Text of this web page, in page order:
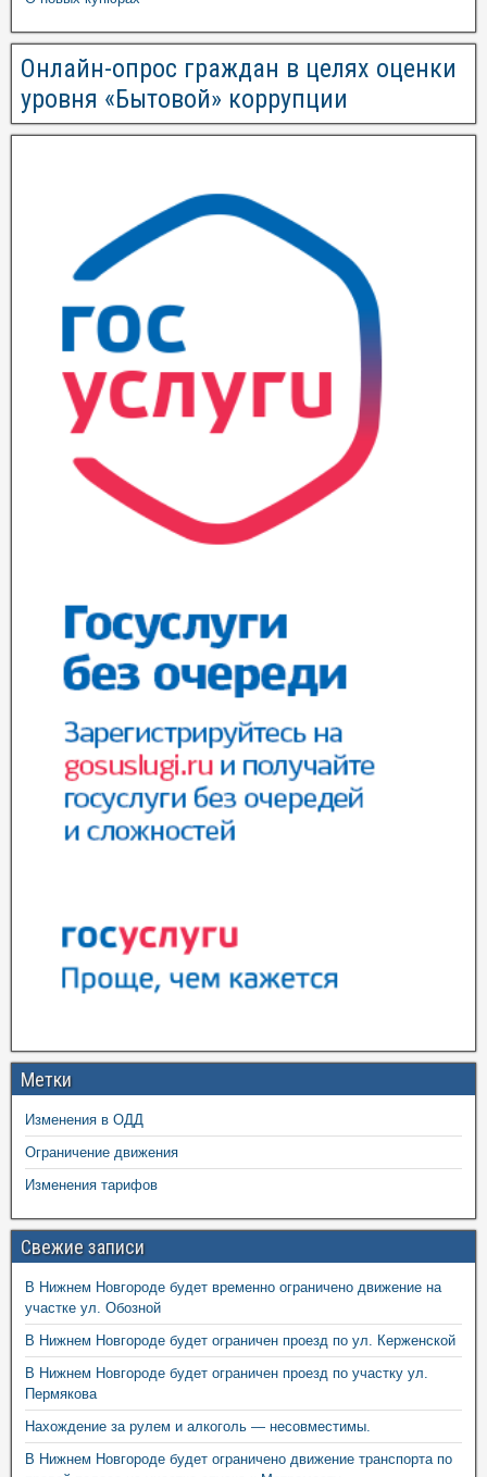
Онлайн-опрос граждан в целях оценки
уровня «Бытовой» коррупции
Метки
Изменения в ОДД
Ограничение движения
Изменения тарифов
Свежие записи
В Нижнем Новгороде будет временно ограничено движение на
участке ул. Обозной
В Нижнем Новгороде будет ограничен проезд по ул. Керженской
В Нижнем Новгороде будет ограничен проезд по участку ул.
Пермякова
Нахождение за рулем и алкоголь — несовместимы.
В Нижнем Новгороде будет ограничено движение транспорта по